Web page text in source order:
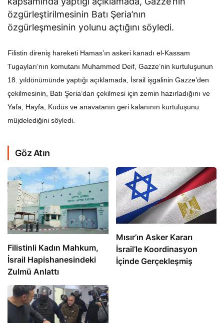
özgürleştirilmesinin Batı Şeria’nın
özgürleşmesinin yolunu açtığını söyledi.
Filistin direniş hareketi Hamas’ın askeri kanadı el-Kassam
Tugayları’nın komutanı Muhammed Deif, Gazze’nin kurtuluşunun
18. yıldönümünde yaptığı açıklamada, İsrail işgalinin Gazze’den
çekilmesinin, Batı Şeria’dan çekilmesi için zemin hazırladığını ve
Yafa, Hayfa, Kudüs ve anavatanın geri kalanının kurtuluşunu
müjdelediğini söyledi.
Göz Atın
Filistinli Kadın Mahkum,
İsrail Hapishanesindeki
Zulmü Anlattı
Mısır’ın Asker Kararı
İsrail’le Koordinasyon
İçinde Gerçekleşmiş